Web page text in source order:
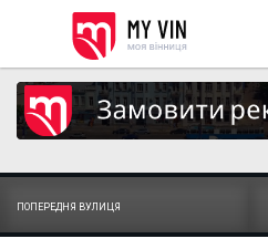
ПОПЕРЕДНЯ ВУЛИЦЯ